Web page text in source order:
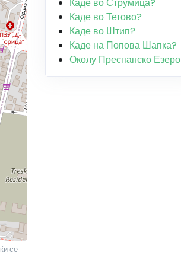
се
Каде во Тетово?
Каде во Штип?
Каде на Попова Шапка?
Околу Преспанско Езеро